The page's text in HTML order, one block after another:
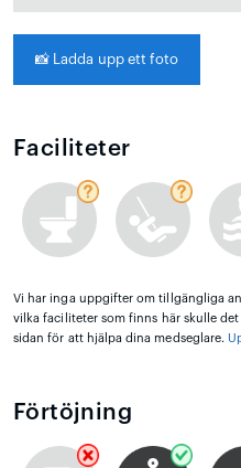
📸 Ladda upp ett foto
Faciliteter
Vi har inga uppgifter om tillgängliga
vilka faciliteter som finns här skulle
sidan för att hjälpa dina medseglare.
Förtöjning